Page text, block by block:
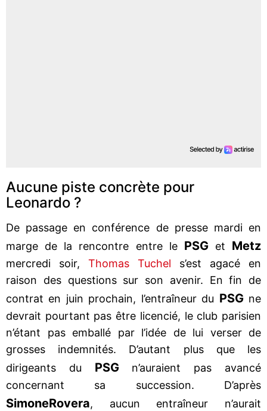
Aucune piste concrète pour
Leonardo ?
De passage en conférence de presse mardi en
marge de la rencontre entre le PSGet Metz
mercredi soir, Thomas Tuchel s’est agacé en
raison des questions sur son avenir. En fin de
contrat en juin prochain, l’entraîneur du PSGne
devrait pourtant pas être licencié, le club parisien
n’étant pas emballé par l’idée de lui verser de
grosses indemnités. D’autant plus que les
dirigeants du PSGn’auraient pas avancé
concernant sa succession. D’après
SimoneRovera, aucun entraîneur n’aurait